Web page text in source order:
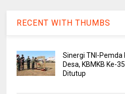
RECENT WITH THUMBS
Sinergi TNI-
Desa, KBMKB Ke-
Ditutup